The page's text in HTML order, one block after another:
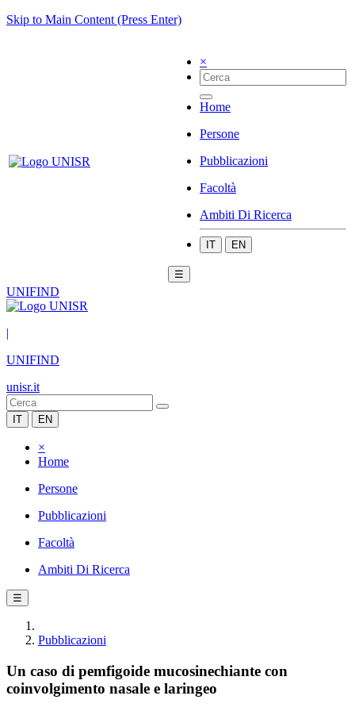
Skip to Main Content (Press Enter)
×
Home
Persone
Pubblicazioni
Facoltà
Ambiti Di Ricerca
IT EN
☰
UNIFIND
|
UNIFIND
unisr.it
IT EN
×
Home
Persone
Pubblicazioni
Facoltà
Ambiti Di Ricerca
☰
Pubblicazioni
Un caso di pemfigoide mucosinechiante con
coinvolgimento nasale e laringeo